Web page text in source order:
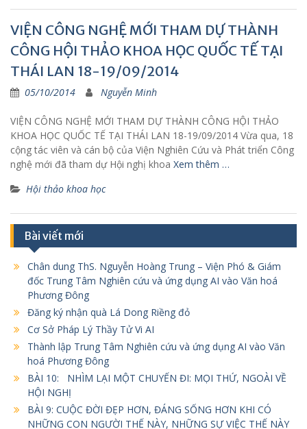
VIỆN CÔNG NGHỆ MỚI THAM DỰ THÀNH
CÔNG HỘI THẢO KHOA HỌC QUỐC TẾ TẠI
THÁI LAN 18-19/09/2014
05/10/2014 Nguyễn Minh
VIỆN CÔNG NGHỆ MỚI THAM DỰ THÀNH CÔNG HỘI THẢO
KHOA HỌC QUỐC TẾ TẠI THÁI LAN 18-19/09/2014 Vừa qua, 18
cộng tác viên và cán bộ của Viện Nghiên Cứu và Phát triển Công
nghệ mới đã tham dự Hội nghị khoa Xem thêm …
Hội thảo khoa học
Bài viết mới
Chân dung ThS. Nguyễn Hoàng Trung – Viện Phó & Giám
đốc Trung Tâm Nghiên cứu và ứng dụng AI vào Văn hoá
Phương Đông
Đăng ký nhận quà Lá Dong Riềng đỏ
Cơ Sở Pháp Lý Thầy Tử Vi AI
Thành lập Trung Tâm Nghiên cứu và ứng dụng AI vào Văn
hoá Phương Đông
BÀI 10: NHÌM LẠI MỘT CHUYẾN ĐI: MỌI THỨ, NGOÀI VỀ
HỘI NGHỊ
BÀI 9: CUỘC ĐỜI ĐẸP HƠN, ĐÁNG SỐNG HƠN KHI CÓ
NHỮNG CON NGƯỜI THẾ NÀY, NHỮNG SỰ VIỆC THẾ NÀY